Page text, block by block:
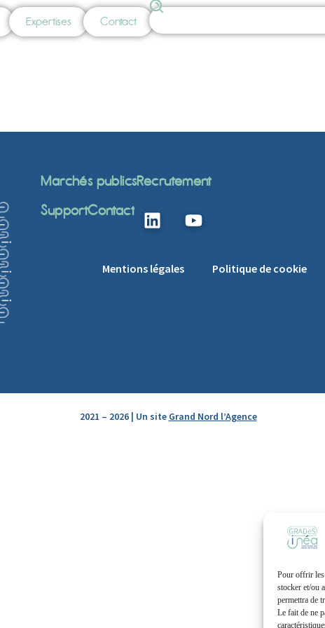
Pour offrir les
stocker et/ou
permettra de
Le fait de ne
Expertises Contact
Marchés publicsRecrutement
SupportContact
Mentions légales Politique de cookie
2021 – 2026 | Un site Grand Nord l’Agence